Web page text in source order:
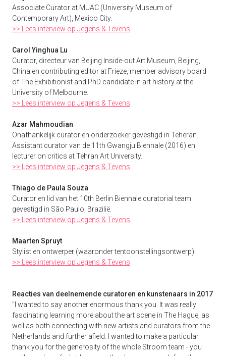
Associate Curator at MUAC (University Museum of
Contemporary Art), Mexico City.
>> Lees interview op Jegens & Tevens
Carol Yinghua Lu
Curator, directeur van Beijing Inside-out Art Museum, Beijing,
China en contributing editor at Frieze, member advisory board
of The Exhibitionist and PhD candidate in art history at the
University of Melbourne.
>> Lees interview op Jegens & Tevens
Azar Mahmoudian
Onafhankelijk curator en onderzoeker gevestigd in Teheran.
Assistant curator van de 11th Gwangju Biennale (2016) en
lecturer on critics at Tehran Art University.
>> Lees interview op Jegens & Tevens
Thiago de Paula Souza
Curator en lid van het 10th Berlin Biennale curatorial team
gevestigd in São Paulo, Brazilië.
>> Lees interview op Jegens & Tevens
Maarten Spruyt
Stylist en ontwerper (waaronder tentoonstellingsontwerp).
>> Lees interview op Jegens & Tevens
Reacties van deelnemende curatoren en kunstenaars in 2017
"I wanted to say another enormous thank you. It was really
fascinating learning more about the art scene in The Hague, as
well as both connecting with new artists and curators from the
Netherlands and further afield. I wanted to make a particular
thank you for the generosity of the whole Stroom team - you